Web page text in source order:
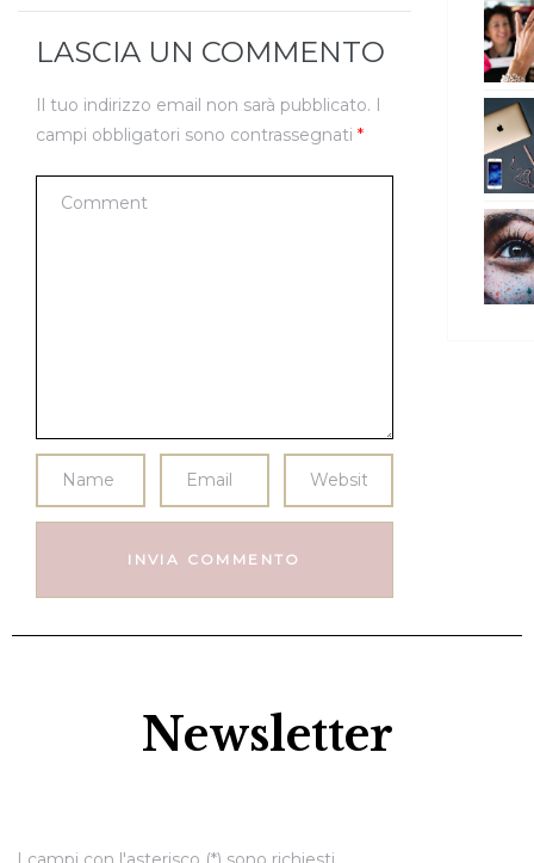
LASCIA UN COMMENTO
Il tuo indirizzo email non sarà pubblicato. I
campi obbligatori sono contrassegnati *
Newsletter